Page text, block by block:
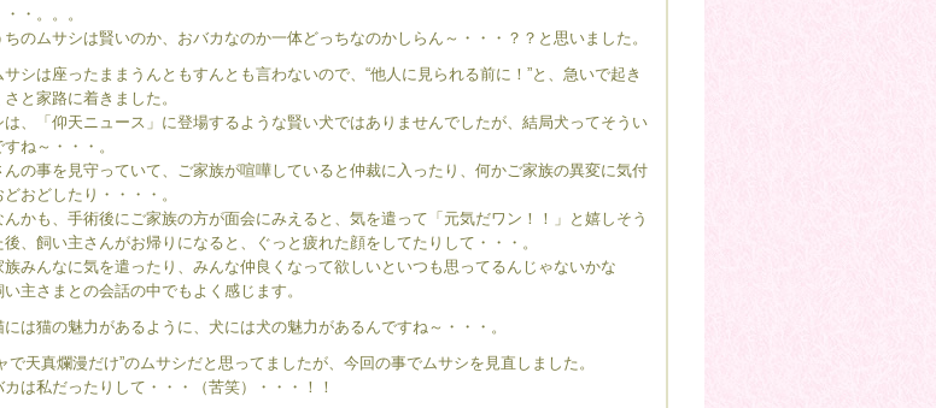
・。。。
ムサシは賢いのか、おバカなのか一体どっちなのかしらん～・・・？？と思いました。
シは座ったままうんともすんとも言わないので、“他人に見られる前に！”と、急いで起き
と家路に着きました。
、「仰天ニュース」に登場するような賢い犬ではありませんでしたが、結局犬ってそうい
ね～・・・。
の事を見守っていて、ご家族が喧嘩していると仲裁に入ったり、何かご家族の異変に気付
おどしたり・・・・。
かも、手術後にご家族の方が面会にみえると、気を遣って「元気だワン！！」と嬉しそう
、飼い主さんがお帰りになると、ぐっと疲れた顔をしてたりして・・・。
みんなに気を遣ったり、みんな仲良くなって欲しいといつも思ってるんじゃないかな
主さまとの会話の中でもよく感じます。
は猫の魅力があるように、犬には犬の魅力があるんですね～・・・。
天真爛漫だけ”のムサシだと思ってましたが、今回の事でムサシを見直しました。
は私だったりして・・・（苦笑）・・・！！